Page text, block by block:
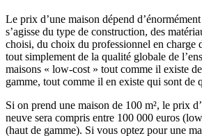
Le prix d’une maison dépend
s’agisse du type de construction, des
choisi, du choix du professionnel en charge
tout simplement de la qualité globale de
maisons « low-cost » tout comme il existe
gamme, tout comme il en existe qui sont de
Si on prend une maison de 100 m², le prix
neuve sera compris entre 100 000 euros
(haut de gamme). Si vous optez pour une